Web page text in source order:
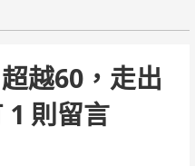
越60，走出
1 則留言